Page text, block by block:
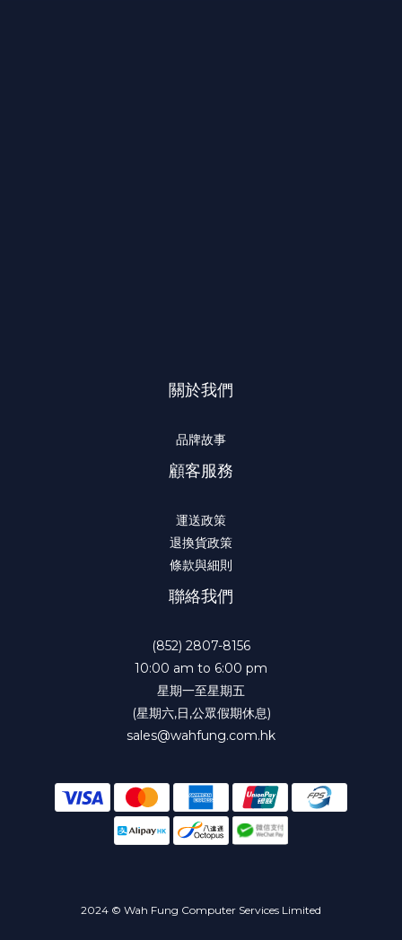
關於我們
品牌故事
顧客服務
運送政策
退換貨政策
條款與細則
聯絡我們
(852) 2807-8156
10:00 am to 6:00 pm
星期一至星期五
(星期六,日,公眾假期休息)
sales@wahfung.com.hk
2024 © Wah Fung Computer Services Limited